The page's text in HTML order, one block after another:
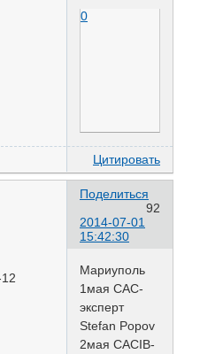
0
Цитировать
Поделиться
92
2014-07-01
15:42:30
Мариуполь
1мая САС-
эксперт
Stefan Popov
2мая САCIB-